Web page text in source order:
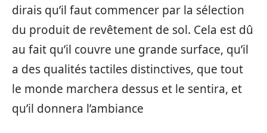
dirais qu’il faut commencer par la sélection
du produit de revêtement de sol. Cela est dû
au fait qu’il couvre une grande surface, qu’il
a des qualités tactiles distinctives, que tout
le monde marchera dessus et le sentira, et
qu’il donnera l’ambiance